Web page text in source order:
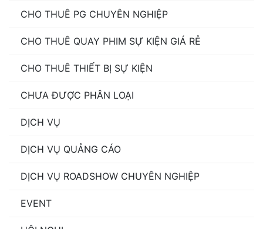
CHO THUÊ PG CHUYÊN NGHIỆP
CHO THUÊ QUAY PHIM SỰ KIỆN GIÁ RẺ
CHO THUÊ THIẾT BỊ SỰ KIỆN
CHƯA ĐƯỢC PHÂN LOẠI
DỊCH VỤ
DỊCH VỤ QUẢNG CÁO
DỊCH VỤ ROADSHOW CHUYÊN NGHIỆP
EVENT